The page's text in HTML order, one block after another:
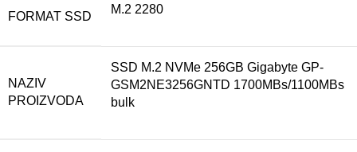
FORMAT SSD
M.2 2280
NAZIV
PROIZVODA
SSD M.2 NVMe 256GB Gigabyte GP-
GSM2NE3256GNTD 1700MBs/1100MBs
bulk